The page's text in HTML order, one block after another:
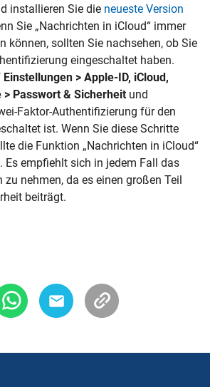
installieren Sie die neueste Version
Sie „Nachrichten in iCloud“ immer
können, sollten Sie nachsehen, ob Sie
eingeschaltet haben.
Einstellungen > Apple-ID, iCloud,
> Passwort & Sicherheit und
Faktor-Authentifizierung für den
ist. Wenn Sie diese Schritte
die Funktion „Nachrichten in iCloud“
Es empfiehlt sich in jedem Fall das
zu nehmen, da es einen großen Teil
beiträgt.